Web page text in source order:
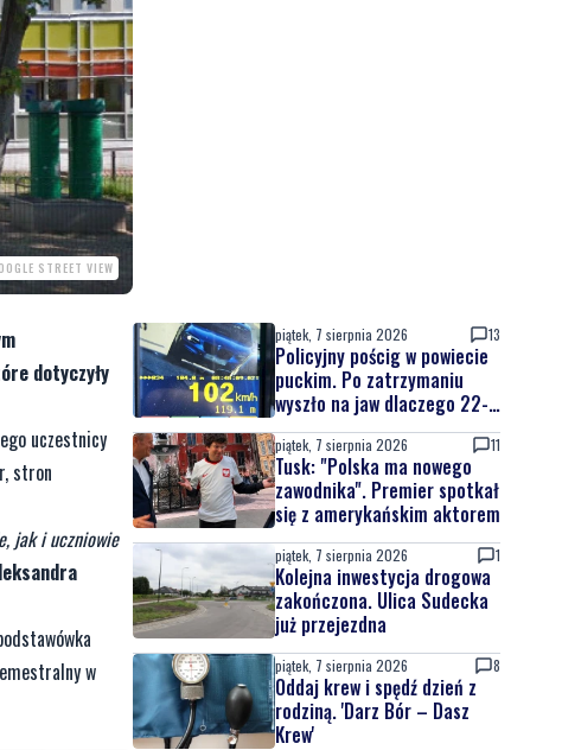
STREET VIEW
dotyczyły
uczestnicy
stron
jak i uczniowie
w
piątek, 7 sierpnia 2026 13
Policyjny pościg w powiecie
puckim. Po zatrzymaniu
wyszło na jaw dlaczego 22-
latek uciekał
piątek, 7 sierpnia 2026 11
Tusk: "Polska ma nowego
zawodnika". Premier spotkał
się z amerykańskim aktorem
piątek, 7 sierpnia 2026 1
Kolejna inwestycja drogowa
zakończona. Ulica Sudecka
już przejezdna
piątek, 7 sierpnia 2026 8
Oddaj krew i spędź dzień z
rodziną. 'Darz Bór – Dasz
Krew'